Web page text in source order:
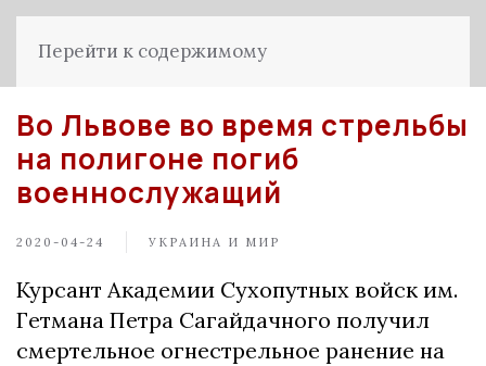
Перейти к содержимому
Во Львове во время стрельбы
на полигоне погиб
военнослужащий
2020-04-24 УКРАИНА И МИР
Курсант Академии Сухопутных войск им.
Гетмана Петра Сагайдачного получил
смертельное огнестрельное ранение на